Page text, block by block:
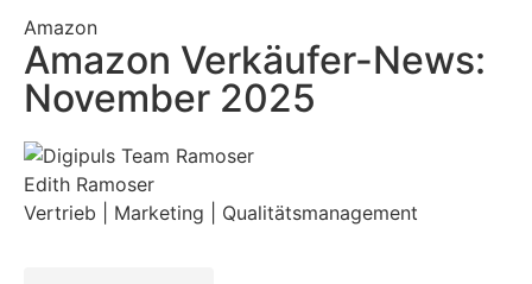
Amazon
Amazon Verkäufer-News:
November 2025
Edith Ramoser
Vertrieb | Marketing | Qualitätsmanagement